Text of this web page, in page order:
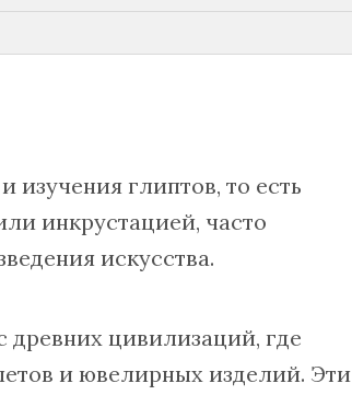
изучения глиптов, то есть
инкрустацией, часто
искусства.
цивилизаций, где
и ювелирных изделий. Эти